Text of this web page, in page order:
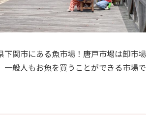
下関市にある魚市場！唐戸市場は卸市場
一般人もお魚を買うことができる市場で